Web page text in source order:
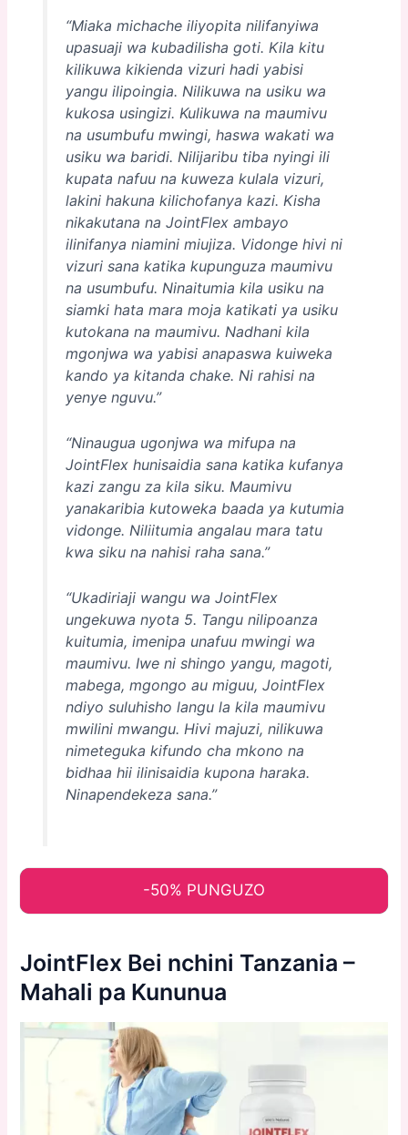
“Miaka michache iliyopita nilifanyiwa
upasuaji wa kubadilisha goti. Kila kitu
kilikuwa kikienda vizuri hadi yabisi
yangu ilipoingia. Nilikuwa na usiku wa
kukosa usingizi. Kulikuwa na maumivu
na usumbufu mwingi, haswa wakati wa
usiku wa baridi. Nilijaribu tiba nyingi ili
kupata nafuu na kuweza kulala vizuri,
lakini hakuna kilichofanya kazi. Kisha
nikakutana na JointFlex ambayo
ilinifanya niamini miujiza. Vidonge hivi ni
vizuri sana katika kupunguza maumivu
na usumbufu. Ninaitumia kila usiku na
siamki hata mara moja katikati ya usiku
kutokana na maumivu. Nadhani kila
mgonjwa wa yabisi anapaswa kuiweka
kando ya kitanda chake. Ni rahisi na
yenye nguvu.”
“Ninaugua ugonjwa wa mifupa na
JointFlex hunisaidia sana katika kufanya
kazi zangu za kila siku. Maumivu
yanakaribia kutoweka baada ya kutumia
vidonge. Niliitumia angalau mara tatu
kwa siku na nahisi raha sana.”
“Ukadiriaji wangu wa JointFlex
ungekuwa nyota 5. Tangu nilipoanza
kuitumia, imenipa unafuu mwingi wa
maumivu. Iwe ni shingo yangu, magoti,
mabega, mgongo au miguu, JointFlex
ndiyo suluhisho langu la kila maumivu
mwilini mwangu. Hivi majuzi, nilikuwa
nimeteguka kifundo cha mkono na
bidhaa hii ilinisaidia kupona haraka.
Ninapendekeza sana.”
-50% PUNGUZO
JointFlex Bei nchini Tanzania –
Mahali pa Kununua